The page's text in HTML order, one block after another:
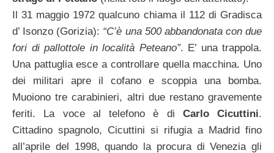
Il 31 maggio 1972 qualcuno chiama il 112 di Gradisca
d’ Isonzo (Gorizia): “C’è una 500 abbandonata con due
fori di pallottole in località Peteano”. E’ una trappola.
Una pattuglia esce a controllare quella macchina. Uno
dei militari apre il cofano e scoppia una bomba.
Muoiono tre carabinieri, altri due restano gravemente
feriti. La voce al telefono è di Carlo Cicuttini.
Cittadino spagnolo, Cicuttini si rifugia a Madrid fino
all’aprile del 1998, quando la procura di Venezia gli